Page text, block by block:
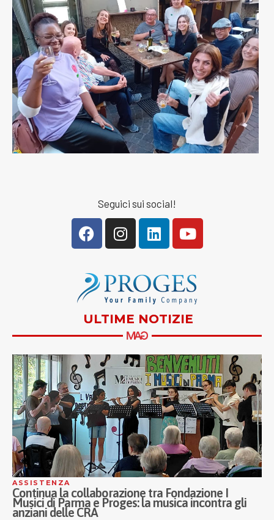
Seguici sui social!
ULTIME NOTIZIE
ASSISTENZA
Continua la collaborazione tra Fondazione I
Musici di Parma e Proges: la musica incontra gli
anziani delle CRA